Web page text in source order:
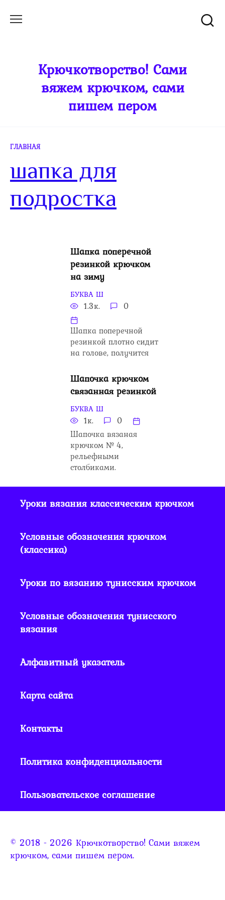
Крючкотворство! Сами
вяжем крючком, сами
пишем пером
ГЛАВНАЯ
шапка для
подростка
Шапка поперечной
резинкой крючком
на зиму
БУКВА Ш
1.3к. 0
Шапка поперечной
резинкой плотно сидит
на голове, получится
Шапочка крючком
связанная резинкой
БУКВА Ш
1к.
0
Шапочка вязаная
крючком № 4,
рельефными
столбиками.
Уроки вязания классическим крючком
Условные обозначения крючком
(классика)
Уроки по вязанию тунисским крючком
Условные обозначения тунисского
вязания
Алфавитный указатель
Карта сайта
Контакты
Политика конфиденциальности
Пользовательское соглашение
© 2018 - 2026 Крючкотворство! Сами вяжем
крючком, сами пишем пером.